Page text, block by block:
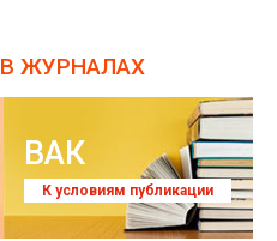
В ЖУРНАЛАХ
ВАК
К условиям публикации